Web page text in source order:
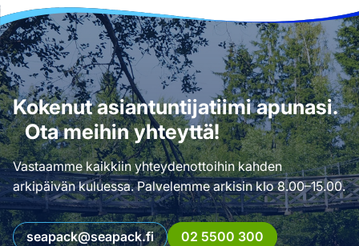
Kokenut asiantuntijatiimi apunasi.
Ota meihin yhteyttä!
Vastaamme kaikkiin yhteydenottoihin kahden
arkipäivän kuluessa. Palvelemme arkisin klo 8.00–15.00.
seapack@seapack.fi 02 5500 300